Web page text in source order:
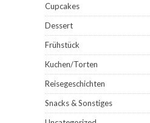
Cupcakes
Dessert
Frühstück
Kuchen/Torten
Reisegeschichten
Snacks & Sonstiges